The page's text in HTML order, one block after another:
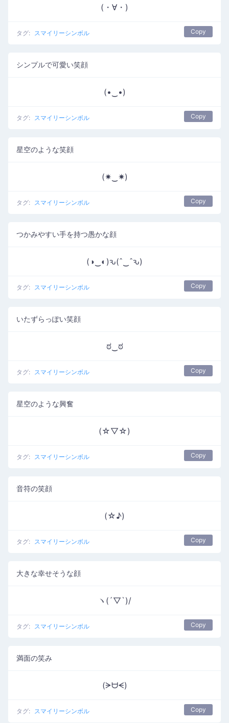
(・∀・)
タグ: スマイリーシンボル Copy
シンプルで可愛い笑顔
(•‿•)
タグ: スマイリーシンボル Copy
星空のような笑顔
(✷‿✷)
タグ: スマイリーシンボル Copy
つかみやすい手を持つ愚かな顔
(◑‿◐)ԅ(ˆ‿ˆԅ)
タグ: スマイリーシンボル Copy
いたずらっぽい笑顔
ಠ‿ಠ
タグ: スマイリーシンボル Copy
星空のような興奮
(☆▽☆)
タグ: スマイリーシンボル Copy
音符の笑顔
(☆♪)
タグ: スマイリーシンボル Copy
大きな幸せそうな顔
ヽ(´▽`)/
タグ: スマイリーシンボル Copy
満面の笑み
(ᗒᗨᗕ)
タグ: スマイリーシンボル Copy